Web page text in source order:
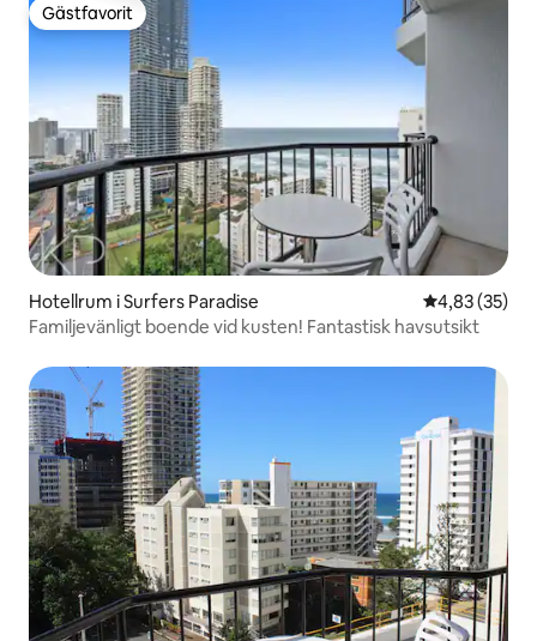
Gästfavorit
Gästfavorit
Hotellrum i Surfers Paradise 4,83 av 5 i
4,83 (35)
Familjevänligt boende vid kusten! Fantastisk havsutsikt